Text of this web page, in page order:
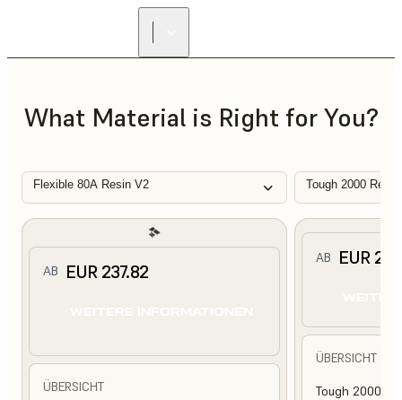
What Material is Right for You?
Flexible 80A Resin V2 Tough 2000
AB EUR 237.82
ÜBERSICHT
AB EUR
ÜBERSICHT
Tough 2000